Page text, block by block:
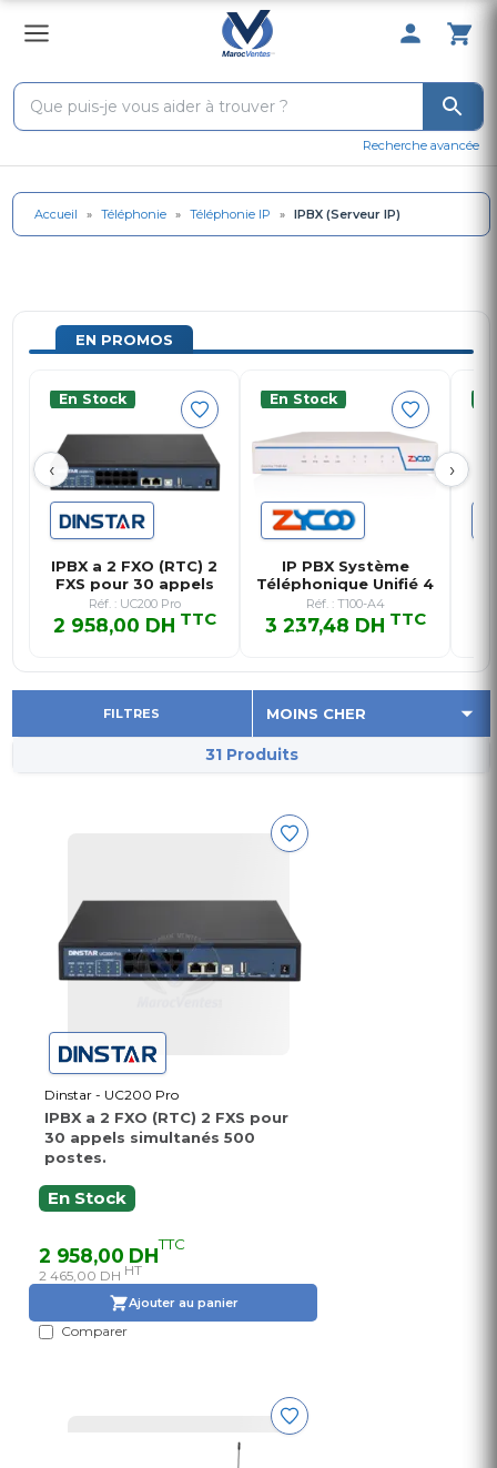
0 Produit
Recherche avancée
Accueil » Téléphonie » Téléphonie IP » IPBX (Serveur IP)
EN PROMOS
‹ ›
En Stock
IPBX a 2 FXO (RTC) 2
FXS pour 30 appels
simu…
Réf. : UC200 Pro
2 958,00 DH TTC
2 958,00 DH TTC
En Stock
IP PBX Système
Téléphonique Unifié 4
FXO sup…
Réf. : T100-A4
3 237,48 DH TTC
3 237,48 DH TTC
FILTRES
31 Produits
Dinstar - UC200 Pro
IPBX a 2 FXO (RTC) 2 FXS pour
30 appels simultanés 500
postes.
En Stock
2 958,00 DHTTC
2 465,00 DH HT
Ajouter au panier
Comparer